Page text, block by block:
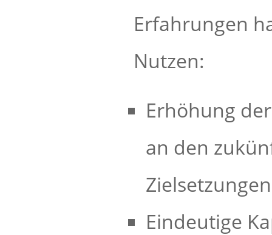
Erfahrungen
Nutzen:
Erhöhung
an den
Zielsetzungen
Eindeutige